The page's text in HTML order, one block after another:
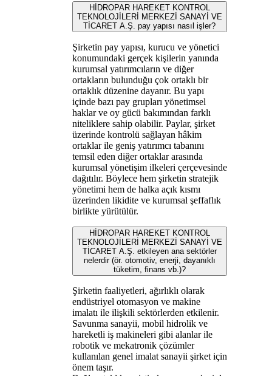
HİDROPAR HAREKET KONTROL
TEKNOLOJİLERİ MERKEZİ SANAYİ VE
TİCARET A.Ş. pay yapısı nasıl işler?
Şirketin pay yapısı, kurucu ve yönetici
konumundaki gerçek kişilerin yanında
kurumsal yatırımcıların ve diğer
ortakların bulunduğu çok ortaklı bir
ortaklık düzenine dayanır. Bu yapı
içinde bazı pay grupları yönetimsel
haklar ve oy gücü bakımından farklı
niteliklere sahip olabilir. Paylar, şirket
üzerinde kontrolü sağlayan hâkim
ortaklar ile geniş yatırımcı tabanını
temsil eden diğer ortaklar arasında
kurumsal yönetişim ilkeleri çerçevesinde
dağıtılır. Böylece hem şirketin stratejik
yönetimi hem de halka açık kısmı
üzerinden likidite ve kurumsal şeffaflık
birlikte yürütülür.
HİDROPAR HAREKET KONTROL
TEKNOLOJİLERİ MERKEZİ SANAYİ VE
TİCARET A.Ş. etkileyen ana sektörler
nelerdir (ör. otomotiv, enerji, dayanıklı
tüketim, finans vb.)?
Şirketin faaliyetleri, ağırlıklı olarak
endüstriyel otomasyon ve makine
imalatı ile ilişkili sektörlerden etkilenir.
Savunma sanayii, mobil hidrolik ve
hareketli iş makineleri gibi alanlar ile
robotik ve mekatronik çözümler
kullanılan genel imalat sanayii şirket için
önem taşır.